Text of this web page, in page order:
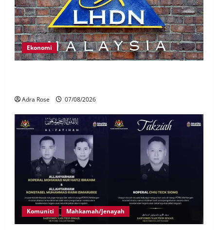
Ekonomi
Adra Rose 07/08/2026
Komuniti Mahkamah/Jenayah